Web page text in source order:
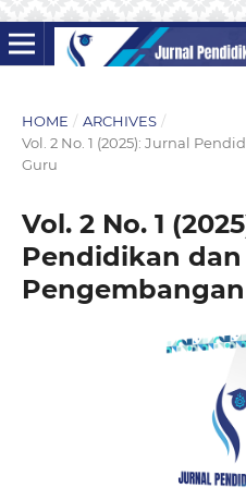
HOME / ARCHIVES /
Vol. 2 No. 1 (2025): Jurnal
Guru
Vol. 2 No. 1
Pendidikan dan